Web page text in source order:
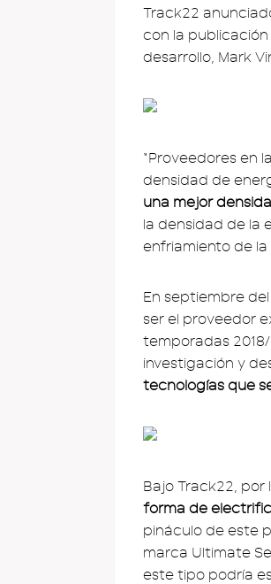
Track22
con la
desarrollo, Mark
“Proveedores en
densidad de
una mejor
la densidad de la
enfriamiento de la
En septiembre
ser el proveedor
temporadas
investigación y
tecnologías que
Bajo Track22, por
forma de
pináculo de este
marca Ultimate
este tipo podría